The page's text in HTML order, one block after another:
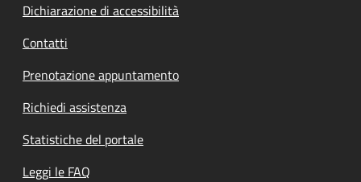
Dichiarazione di accessibilità
Contatti
Prenotazione appuntamento
Richiedi assistenza
Statistiche del portale
Leggi le FAQ